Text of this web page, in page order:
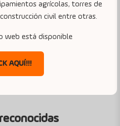
agrícolas, torres de
civil entre otras.
web está disponible
AQUÍ!!!